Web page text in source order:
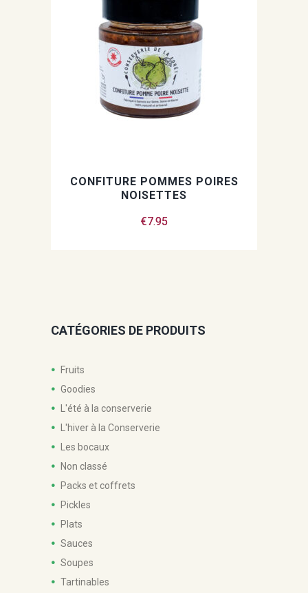
CONFITURE POMMES POIRES
NOISETTES
€7.95
CATÉGORIES DE PRODUITS
Fruits
Goodies
L'été à la conserverie
L'hiver à la Conserverie
Les bocaux
Non classé
Packs et coffrets
Pickles
Plats
Sauces
Soupes
Tartinables